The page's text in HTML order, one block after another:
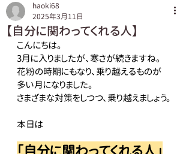
【自分に関わってくれる人】
haoki68
2025年3月11日
こんにちは。
3月に入りましたが、寒さが続きますね。
花粉の時期にもなり、乗り越えるものが
多い月になりました。
さまざまな対策をしつつ、乗り越えましょう。
本日は